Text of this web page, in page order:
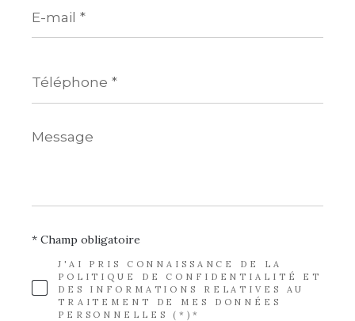
mail
*
*
Message
*
J'AI PRIS CONNAISSANCE DE LA
POLITIQUE DE CONFIDENTIALITÉ ET
DES INFORMATIONS RELATIVES AU
TRAITEMENT DE MES DONNÉES
PERSONNELLES (*)*
* Champ obligatoire